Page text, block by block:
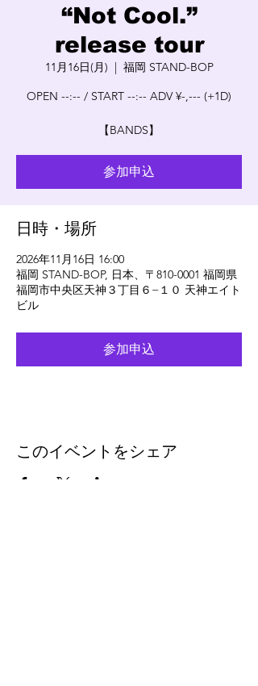
“Not Cool.”
release tour
11月16日(月)
  |
福岡 STAND-BOP
OPEN --:-- / START --:-- ADV ¥-,--- (+1D)
【BANDS】
参加申込
日時・場所
2026年11月16日 16:00
福岡 STAND-BOP, 日本、〒810-0001 福岡県
福岡市中央区天神３丁目６−１０ 天神エイト
ビル
参加申込
このイベントをシェア